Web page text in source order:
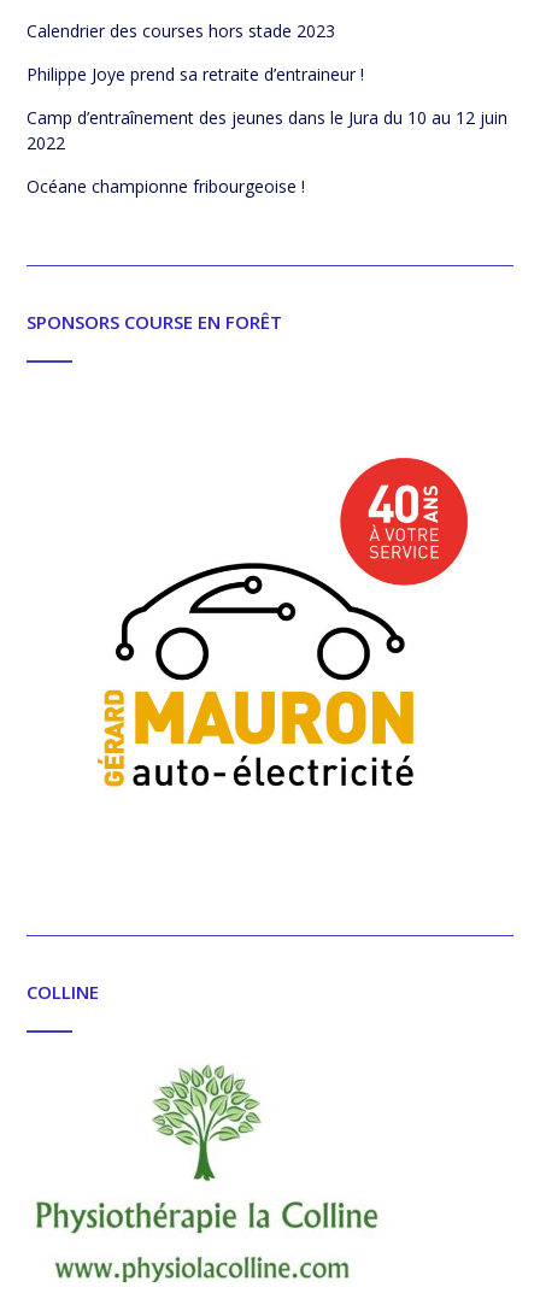
Calendrier des courses hors stade 2023
Philippe Joye prend sa retraite d’entraineur !
Camp d’entraînement des jeunes dans le Jura du 10 au 12 juin
2022
Océane championne fribourgeoise !
SPONSORS COURSE EN FORÊT
COLLINE